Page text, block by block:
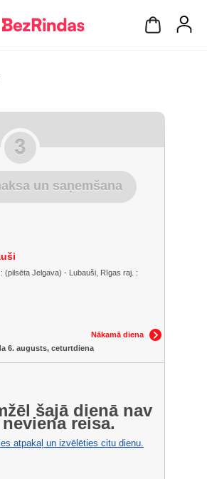
un saņemšana
(pilsēta Jelgava) - Lubauši, Rīgas raj. :
Nākamā diena
6. augusts, ceturtdiena
šajā dienā nav
neviena reisa.
atpakaļ un izvēlēties citu dienu.